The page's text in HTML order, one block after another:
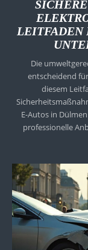
LEITFADEN
Die
entscheidend
diesem
E-Autos in
professionelle